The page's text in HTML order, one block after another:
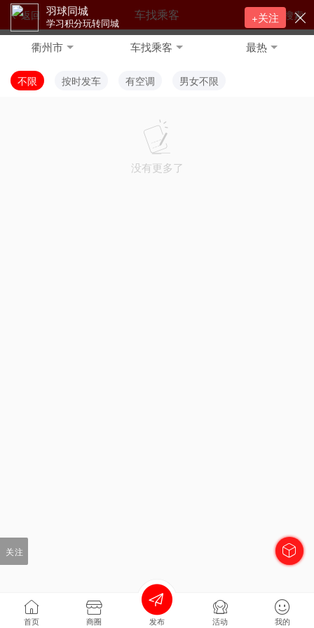
返回 搜索
车找乘客
衢州市 车找乘客 最热
不限 按时发车 有空调 男女不限
没有更多了
首页 商圈 发布 活动 我的
关注
羽球同城
学习积分玩转同城 +关注